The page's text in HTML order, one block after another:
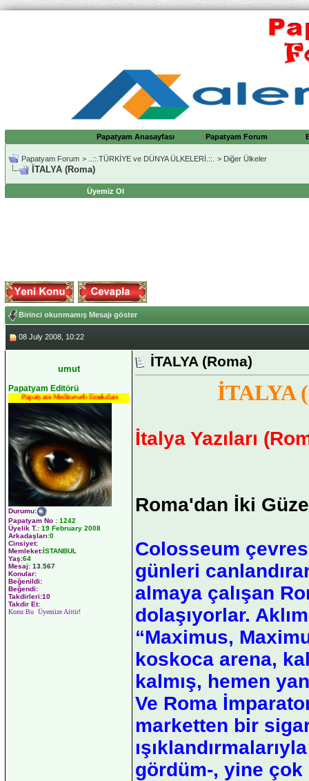
Papatyam Anasayfası Papatyam Forum
Papatyam Forum > ..::.TÜRKİYE ve DÜNYA ÜLKELERİ.::. > Diğer Ülkeler
İTALYA (Roma)
Üyemiz Ol
Birinci okunmamış Mesajı göster
08 July 2008, 10:22
umut
Papatyam Editörü
Papatyam Medineweb Emekdarı
Durumu:
Papatyam No : 1242
Üyelik T.: 19 February 2008
Arkadaşları:0
Cinsiyet:
Memleket:İSTANBUL
Yaş:64
Mesaj: 13.567
Konular:
Beğenildi:
Beğendi:
Takdirleri:10
Takdir Et:
Konu Bu Üyemize Aittir!
İTALYA (Roma)
İTALYA
İtalya Yazıları
Roma'dan İki
Colosseum
günleri
almaya çalışan
dolaşıyorlar.
“Maximus,
koskoca arena,
kalmış, hemen
Ve Roma
marketten bir
gördüm-, yine çok